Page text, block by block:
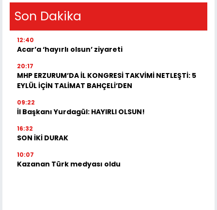
Son Dakika
12:40
Acar’a ‘hayırlı olsun’ ziyareti
20:17
MHP ERZURUM’DA İL KONGRESİ TAKVİMİ NETLEŞTİ: 5
EYLÜL İÇİN TALİMAT BAHÇELİ’DEN
09:22
İl Başkanı Yurdagül: HAYIRLI OLSUN!
16:32
SON İKİ DURAK
10:07
Kazanan Türk medyası oldu